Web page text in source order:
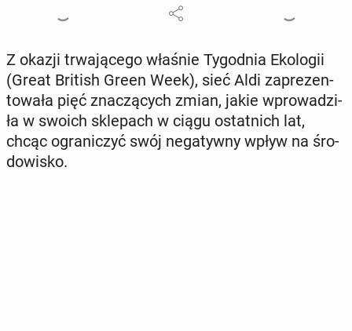
Z okazji trwa­ją­ce­go właśnie Ty­go­dnia Eko­lo­gii
(Great British Green Week), sieć Aldi za­pre­zen­
to­wa­ła pięć zna­czą­cych zmian, jakie wpro­wa­dzi­
ła w swoich skle­pach w ciągu ostat­nich lat,
chcąc ogra­ni­czyć swój ne­ga­tyw­ny wpływ na śro­
do­wi­sko.